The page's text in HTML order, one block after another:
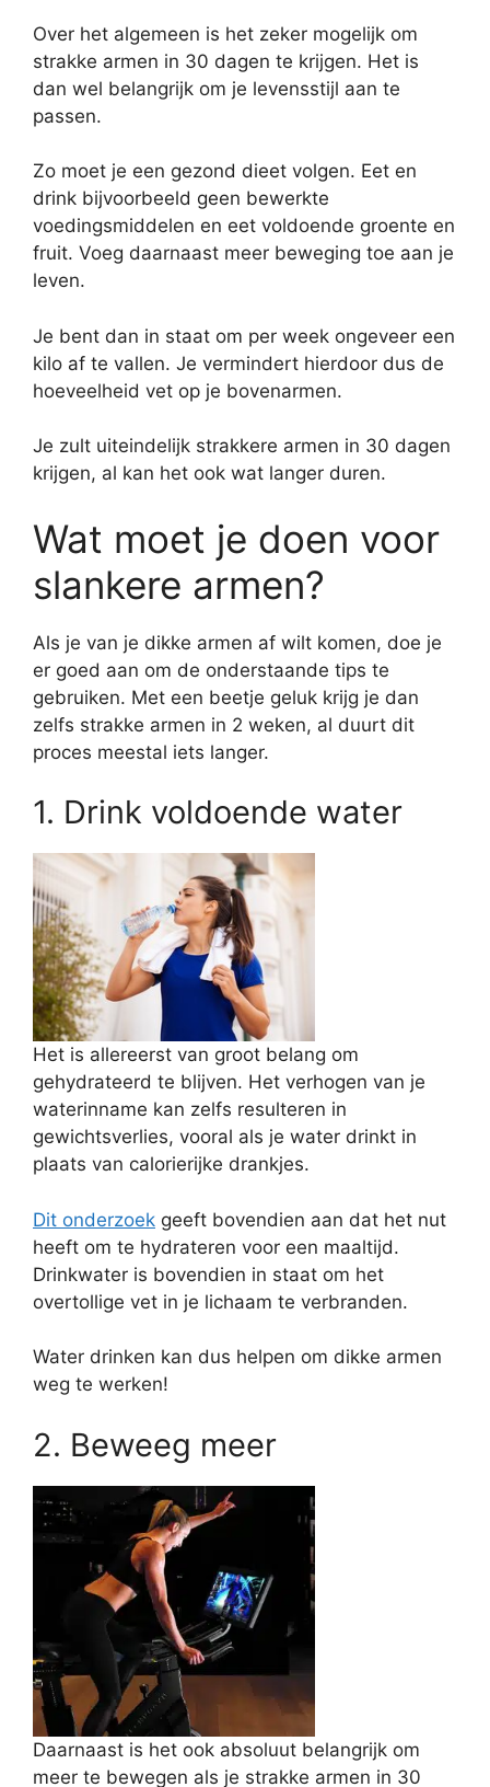
Over het algemeen is het zeker mogelijk om
strakke armen in 30 dagen te krijgen. Het is
dan wel belangrijk om je levensstijl aan te
passen.
Zo moet je een gezond dieet volgen. Eet en
drink bijvoorbeeld geen bewerkte
voedingsmiddelen en eet voldoende groente en
fruit. Voeg daarnaast meer beweging toe aan je
leven.
Je bent dan in staat om per week ongeveer een
kilo af te vallen. Je vermindert hierdoor dus de
hoeveelheid vet op je bovenarmen.
Je zult uiteindelijk strakkere armen in 30 dagen
krijgen, al kan het ook wat langer duren.
Wat moet je doen voor
slankere armen?
Als je van je dikke armen af wilt komen, doe je
er goed aan om de onderstaande tips te
gebruiken. Met een beetje geluk krijg je dan
zelfs strakke armen in 2 weken, al duurt dit
proces meestal iets langer.
1. Drink voldoende water
Het is allereerst van groot belang om
gehydrateerd te blijven. Het verhogen van je
waterinname kan zelfs resulteren in
gewichtsverlies, vooral als je water drinkt in
plaats van calorierijke drankjes.
Dit onderzoek geeft bovendien aan dat het nut
heeft om te hydrateren voor een maaltijd.
Drinkwater is bovendien in staat om het
overtollige vet in je lichaam te verbranden.
Water drinken kan dus helpen om dikke armen
weg te werken!
2. Beweeg meer
Daarnaast is het ook absoluut belangrijk om
meer te bewegen als je strakke armen in 30